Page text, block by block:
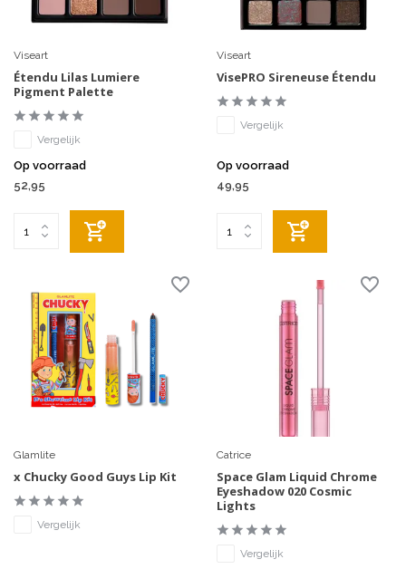
Viseart
Étendu Lilas Lumiere
Pigment Palette
Vergelijk
Op voorraad
52,95
Viseart
VisePRO Sireneuse Étendu
Vergelijk
Op voorraad
49,95
Glamlite
x Chucky Good Guys Lip Kit
Vergelijk
Catrice
Space Glam Liquid Chrome
Eyeshadow 020 Cosmic
Lights
Vergelijk